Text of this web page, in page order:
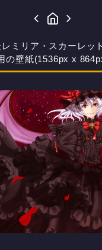
ミリア・スカーレッ
の壁紙(1536px x